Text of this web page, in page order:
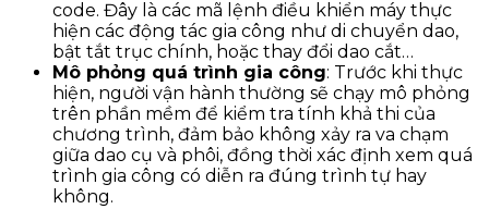
code. Đây là các mã lệnh điều khiển máy thực
hiện các động tác gia công như di chuyển dao,
bật tắt trục chính, hoặc thay đổi dao cắt…
Mô phỏng quá trình gia công: Trước khi thực
hiện, người vận hành thường sẽ chạy mô phỏng
trên phần mềm để kiểm tra tính khả thi của
chương trình, đảm bảo không xảy ra va chạm
giữa dao cụ và phôi, đồng thời xác định xem quá
trình gia công có diễn ra đúng trình tự hay
không.